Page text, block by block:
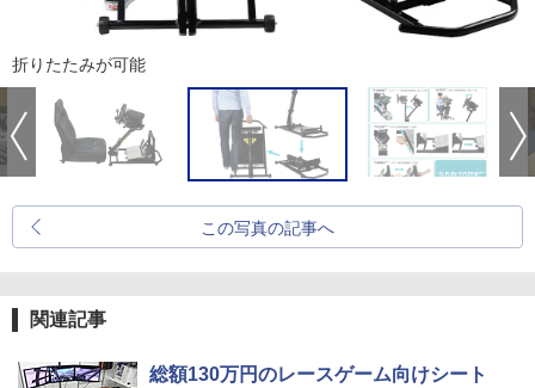
折りたたみが可能
この写真の記事へ
関連記事
総額130万円のレースゲーム向けシート